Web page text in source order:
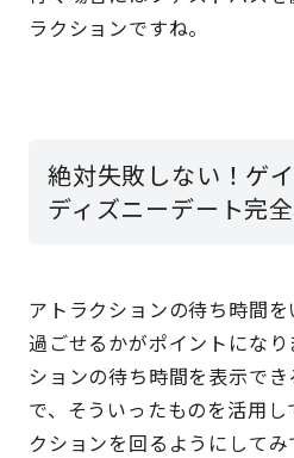
ラクションですね。
絶対失敗しない！ゲ
ディズニーデート完
アトラクションの待ち時間
過ごせるかがポイントにな
ションの待ち時間を表示で
で、そういったものを活用
クションを回るようにして